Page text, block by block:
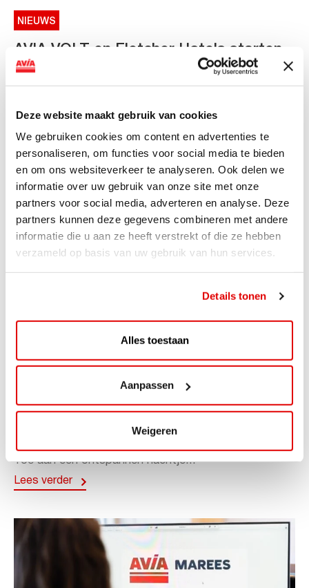
Deze website maakt gebruik van cookies
We gebruiken cookies om content en advertenties te
personaliseren, om functies voor social media te bieden
en om ons websiteverkeer te analyseren. Ook delen we
informatie over uw gebruik van onze site met onze
partners voor social media, adverteren en analyse. Deze
partners kunnen deze gegevens combineren met andere
informatie die u aan ze heeft verstrekt of die ze hebben
verzameld op basis van uw gebruik van hun services.
Details tonen
Alles toestaan
Aanpassen
Weigeren
NIEUWS
AVIA VOLT en Fletcher Hotels starten
landelijke uitrol van DC-
snellaadinfrastructuur
AVIA VOLT en Fletcher Hotels starten landelijke uitrol
van DC-snellaadinfrastructuur AVIA VOLT en...
Lees verder
ACTIE
ViaLuxury Hotels
Toe aan een ontspannen nachtje...
Lees verder